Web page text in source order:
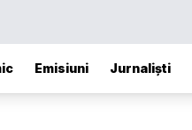
Emisiuni Jurnaliști